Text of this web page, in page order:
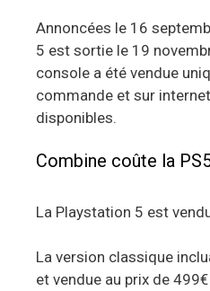
Annoncées le 16
5 est sortie le 19
console a été vendue
commande et sur
disponibles.
Combine coûte la
La Playstation 5 est
La version classique
et vendue au prix de 499€